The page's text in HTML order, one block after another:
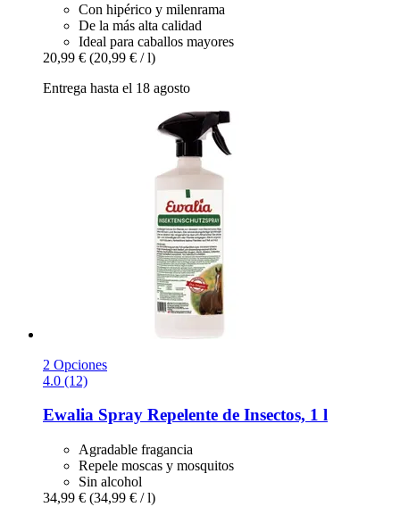
Con hipérico y milenrama
De la más alta calidad
Ideal para caballos mayores
20,99 € (20,99 € / l)
Entrega hasta el 18 agosto
2 Opciones
4.0 (12)
Ewalia Spray Repelente de Insectos, 1 l
Agradable fragancia
Repele moscas y mosquitos
Sin alcohol
34,99 € (34,99 € / l)